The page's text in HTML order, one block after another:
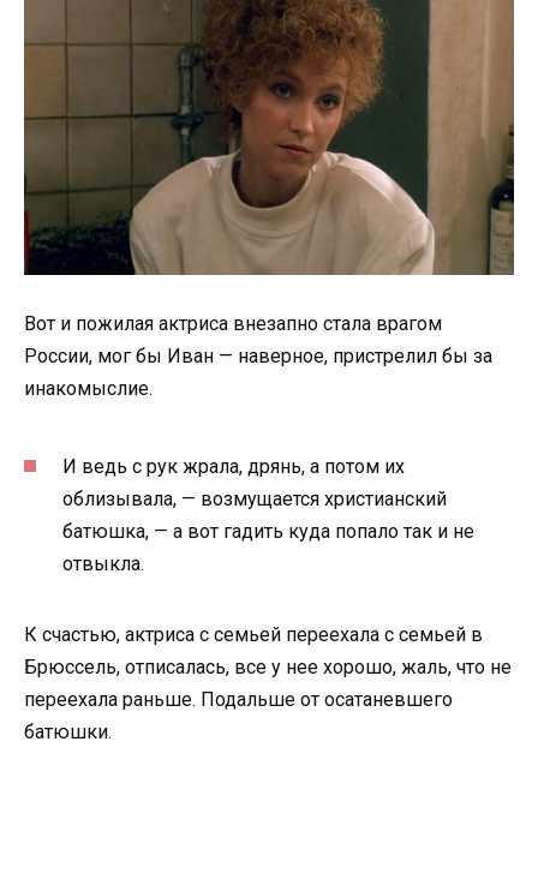
Вот и пожилая актриса внезапно стала врагом
России, мог бы Иван — наверное, пристрелил бы за
инакомыслие.
И ведь с рук жрала, дрянь, а потом их
облизывала, — возмущается христианский
батюшка, — а вот гадить куда попало так и не
отвыкла.
К счастью, актриса с семьей переехала с семьей в
Брюссель, отписалась, все у нее хорошо, жаль, что не
переехала раньше. Подальше от осатаневшего
батюшки.